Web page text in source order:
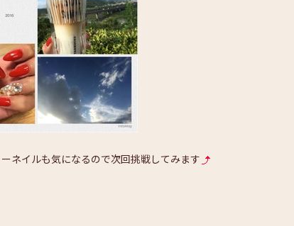
ネイルも気になるので次回挑戦してみます